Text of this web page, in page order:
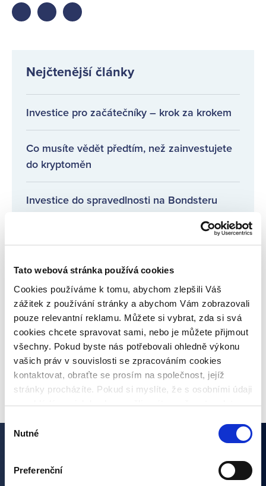
Tato webová stránka používá cookies
Cookies používáme k tomu, abychom zlepšili Váš
zážitek z používání stránky a abychom Vám zobrazovali
pouze relevantní reklamu. Můžete si vybrat, zda si svá
cookies chcete spravovat sami, nebo je můžete přijmout
všechny. Pokud byste nás potřebovali ohledně výkonu
vašich práv v souvislosti se zpracováním cookies
kontaktovat, obraťte se prosím na společnost, jejíž
stránky procházíte. Pokud si myslíte, že s osobními údaji
nenakládáme, jak bychom měli, máte možnost podat
však rádi, pokud se nejdříve obrátíte přímo na nás a
budeme tak moct Váš požadavek obratem vyřešit. Svoje
nastavení můžete kdykoliv změnit v zápatí stránky
„Nastavení cookies“.
Výběr
souhlasu
Nutné
Preferenční
Share
Nejčtenější články
Investice pro začátečníky – krok za krokem
Co musíte vědět předtím, než zainvestujete
do kryptoměn
Investice do spravedlnosti na Bondsteru
přitahují pozornost médií!
úvěrů
Co je inflace, jaké jsou druhy a jaká bude
meziroční inflace?
VŠECHNY ČLÁNKY
Zajímají vás naše články?